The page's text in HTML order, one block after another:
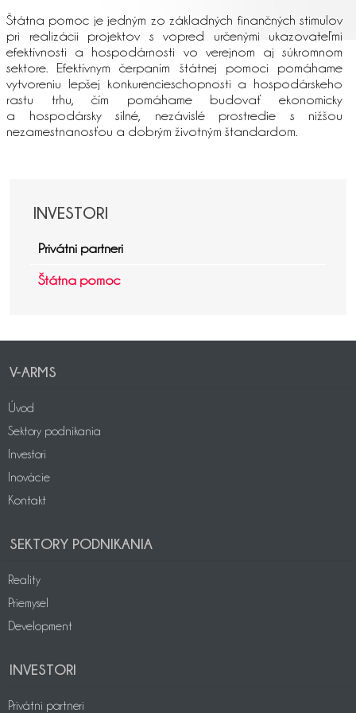
Štátna pomoc je jedným zo základných finančných stimulov
pri realizácii projektov s vopred určenými ukazovateľmi
efektívnosti a hospodárnosti vo verejnom aj súkromnom
sektore. Efektívnym čerpaním štátnej pomoci pomáhame
vytvoreniu lepšej konkurencieschopnosti a hospodárskeho
rastu trhu, čím pomáhame budovať ekonomicky
a hospodársky silné, nezávislé prostredie s nižšou
nezamestnanosťou a dobrým životným štandardom.
INVESTORI
Privátni partneri
Štátna pomoc
V-ARMS
Úvod
Sektory podnikania
Investori
Inovácie
Kontakt
SEKTORY PODNIKANIA
Reality
Priemysel
Development
INVESTORI
Privátni partneri